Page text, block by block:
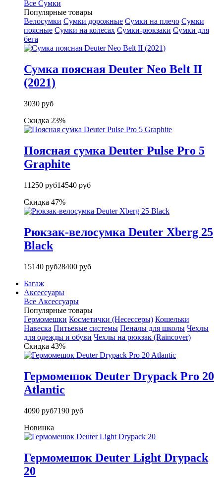
Все Сумки
Популярные товары
Велосумки Сумки дорожные Сумки на плечо Сумки
поясные Сумки на колесах Сумки-рюкзаки Сумки для
бега
Сумка поясная Deuter Neo Belt II
(2021)
3030 руб
Скидка 23%
Поясная сумка Deuter Pulse Pro 5
Graphite
11250 руб14540 руб
Скидка 47%
Рюкзак-велосумка Deuter Xberg 25
Black
15140 руб28400 руб
Багаж
Аксессуары
Все Аксессуары
Популярные товары
Гермомешки Косметички (Несессеры) Кошельки
Навеска Питьевые системы Пеналы для школы Чехлы
для одежды и обуви Чехлы на рюкзак (Raincover)
Скидка 43%
Гермомешок Deuter Drypack Pro 20
Atlantic
4090 руб7190 руб
Новинка
Гермомешок Deuter Light Drypack
20